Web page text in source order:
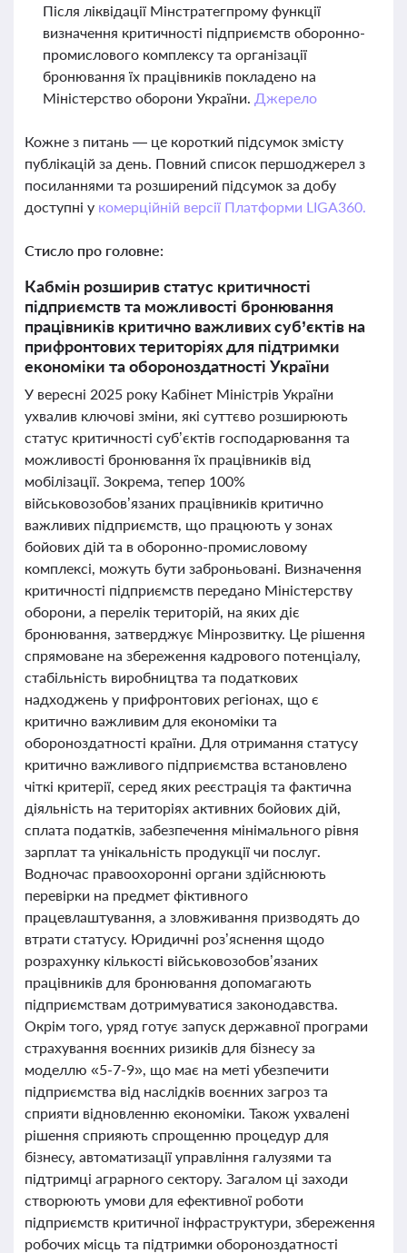
Після ліквідації Мінстратегпрому функції
визначення критичності підприємств оборонно-
промислового комплексу та організації
бронювання їх працівників покладено на
Міністерство оборони України. Джерело
Кожне з питань — це короткий підсумок змісту
публікацій за день. Повний список першоджерел з
посиланнями та розширений підсумок за добу
доступні у комерційній версії Платформи LIGA360.
Стисло про головне:
Кабмін розширив статус критичності
підприємств та можливості бронювання
працівників критично важливих суб’єктів на
прифронтових територіях для підтримки
економіки та обороноздатності України
У вересні 2025 року Кабінет Міністрів України
ухвалив ключові зміни, які суттєво розширюють
статус критичності суб’єктів господарювання та
можливості бронювання їх працівників від
мобілізації. Зокрема, тепер 100%
військовозобов’язаних працівників критично
важливих підприємств, що працюють у зонах
бойових дій та в оборонно-промисловому
комплексі, можуть бути заброньовані. Визначення
критичності підприємств передано Міністерству
оборони, а перелік територій, на яких діє
бронювання, затверджує Мінрозвитку. Це рішення
спрямоване на збереження кадрового потенціалу,
стабільність виробництва та податкових
надходжень у прифронтових регіонах, що є
критично важливим для економіки та
обороноздатності країни. Для отримання статусу
критично важливого підприємства встановлено
чіткі критерії, серед яких реєстрація та фактична
діяльність на територіях активних бойових дій,
сплата податків, забезпечення мінімального рівня
зарплат та унікальність продукції чи послуг.
Водночас правоохоронні органи здійснюють
перевірки на предмет фіктивного
працевлаштування, а зловживання призводять до
втрати статусу. Юридичні роз’яснення щодо
розрахунку кількості військовозобов’язаних
працівників для бронювання допомагають
підприємствам дотримуватися законодавства.
Окрім того, уряд готує запуск державної програми
страхування воєнних ризиків для бізнесу за
моделлю «5-7-9», що має на меті убезпечити
підприємства від наслідків воєнних загроз та
сприяти відновленню економіки. Також ухвалені
рішення сприяють спрощенню процедур для
бізнесу, автоматизації управління галузями та
підтримці аграрного сектору. Загалом ці заходи
створюють умови для ефективної роботи
підприємств критичної інфраструктури, збереження
робочих місць та підтримки обороноздатності